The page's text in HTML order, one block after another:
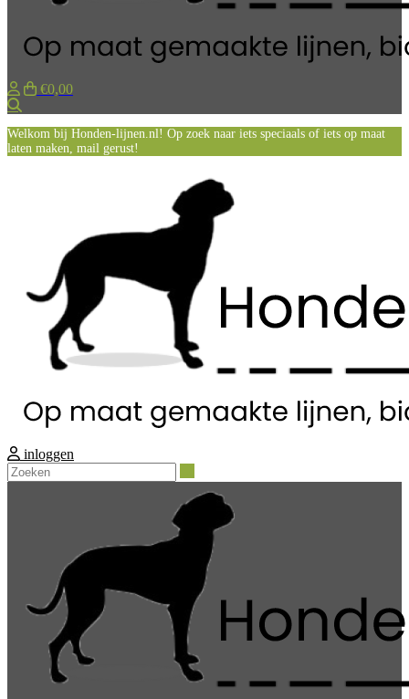
€0,00
Welkom bij Honden-lijnen.nl! Op zoek naar iets speciaals of iets op maat
laten maken, mail gerust!
inloggen